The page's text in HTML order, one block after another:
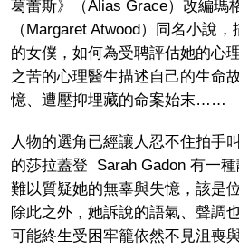
葛蕾斯》（Alias Grace）改編瑪
（Margaret Atwood）同名小說
的女僕，如何為受聘評估她的心
之苦的心理醫生描述自己的生命
憶、遭壓抑埋藏的命案始末……
人物的選角已經讓人忍不住拍手
的莎拉蓋登 Sarah Gadon 有一
難以質疑她的無辜與失憶，該是
除此之外，她訴說的語氣、聲調
可能終生受困牢籠依然不見沮喪